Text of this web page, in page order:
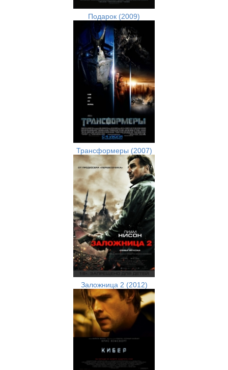
Подарок (2009)
Трансформеры (2007)
Заложница 2 (2012)